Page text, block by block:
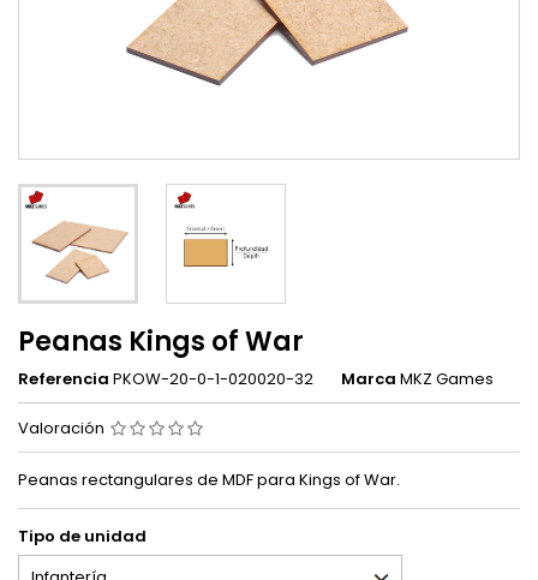
Peanas Kings of War
Referencia PKOW-20-0-1-020020-32 Marca MKZ Games
Valoración
Peanas rectangulares de MDF para Kings of War.
Tipo de unidad